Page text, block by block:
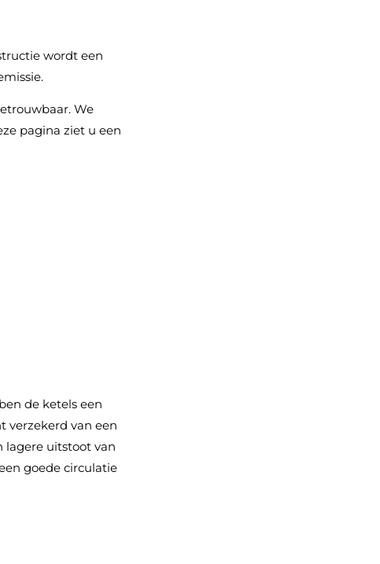
wordt een
We
pagina ziet u een
de ketels een
verzekerd van een
lagere uitstoot van
goede circulatie